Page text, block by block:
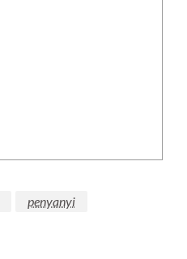
penyanyi